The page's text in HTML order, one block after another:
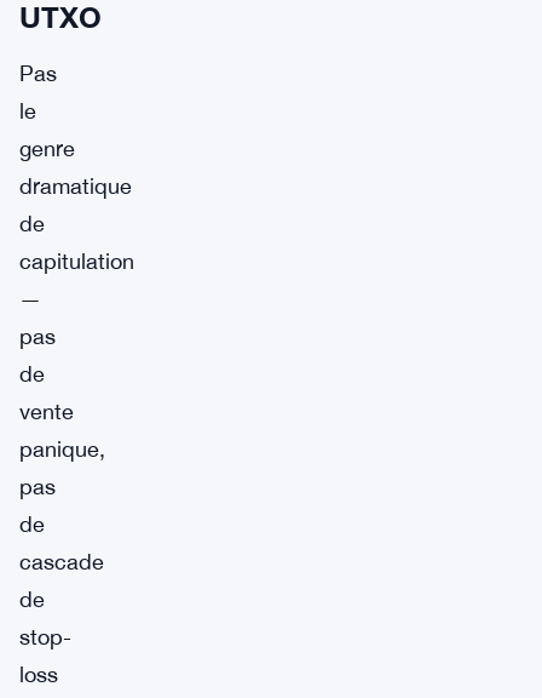
UTXO
Pas
le
genre
dramatique
de
capitulation
—
pas
de
vente
panique,
pas
de
cascade
de
stop-
loss